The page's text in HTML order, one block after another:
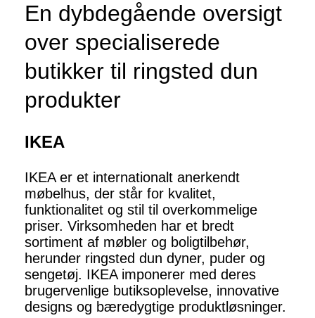
En dybdegående oversigt
over specialiserede
butikker til ringsted dun
produkter
IKEA
IKEA er et internationalt anerkendt
møbelhus, der står for kvalitet,
funktionalitet og stil til overkommelige
priser. Virksomheden har et bredt
sortiment af møbler og boligtilbehør,
herunder ringsted dun dyner, puder og
sengetøj. IKEA imponerer med deres
brugervenlige butiksoplevelse, innovative
designs og bæredygtige produktløsninger.